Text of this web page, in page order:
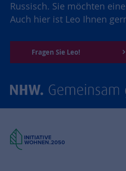
Russisch. Sie möchten
Auch hier ist Leo Ihnen
Fragen Sie Leo!